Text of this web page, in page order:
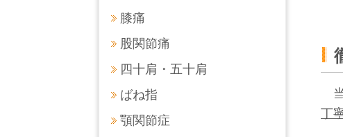
当
丁
膝痛
股関節痛
四十肩・五十肩
ばね指
顎関節症